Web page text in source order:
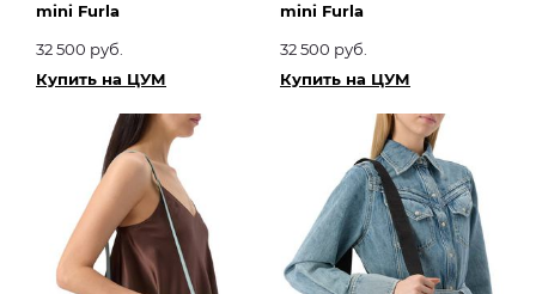
mini Furla
32 500 руб.
Купить на ЦУМ
mini Furla
32 500 руб.
Купить на ЦУМ